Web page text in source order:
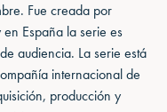
Fue creada por
España la serie es
audiencia. La serie está
internacional de
producción y